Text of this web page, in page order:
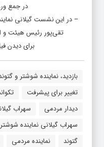
در جمع
– در این نشست گیلانی
تقی‌پور رئیس هیئت و
برای دیدن
بازدید، نماینده شوشتر و
تغییر برای پیشرفت
دیدار مردمی
سهراب
سهراب گیلانی نماینده
گتوند
نماینده مردمی